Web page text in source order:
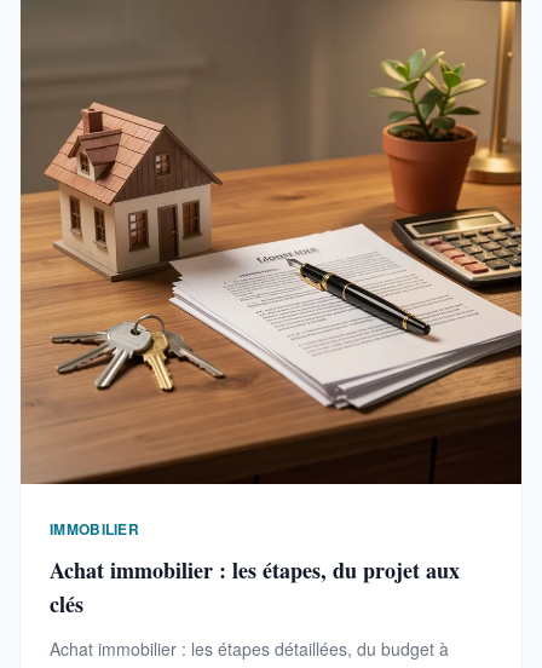
IMMOBILIER
Achat immobilier : les étapes, du projet aux
clés
Achat immobilier : les étapes détaillées, du budget à